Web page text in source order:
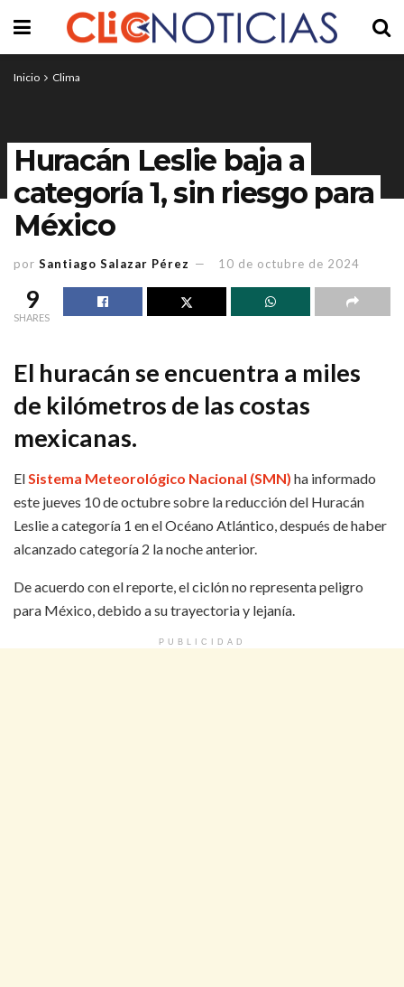
Inicio Clima
Huracán Leslie baja a
categoría 1, sin riesgo para
México
por Santiago Salazar Pérez 10 de octubre de 2024
9
SHARES
El huracán se encuentra a miles
de kilómetros de las costas
mexicanas.
ElSistema Meteorológico Nacional (SMN) ha informado
este jueves 10 de octubre sobre la reducción del Huracán
Leslie a categoría 1 en el Océano Atlántico, después de haber
alcanzado categoría 2 la noche anterior.
De acuerdo con el reporte, el ciclón no representa peligro
para México, debido a su trayectoria y lejanía.
PUBLICIDAD